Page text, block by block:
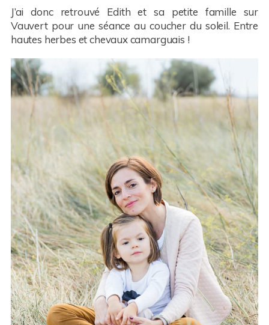
J’ai donc retrouvé Edith et sa petite famille sur
Vauvert pour une séance au coucher du soleil. Entre
hautes herbes et chevaux camarguais !